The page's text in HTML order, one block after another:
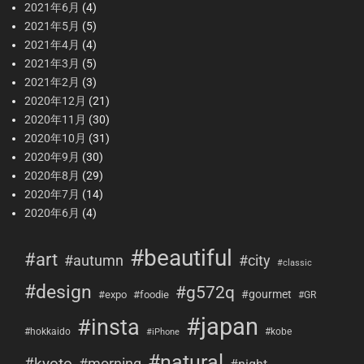
2021年6月 (4)
2021年5月 (5)
2021年4月 (4)
2021年3月 (5)
2021年2月 (3)
2020年12月 (21)
2020年11月 (30)
2020年10月 (31)
2020年9月 (30)
2020年8月 (29)
2020年7月 (14)
2020年6月 (4)
#art #autumn #beautiful #city #classic
#design #expo #foodie #g572q #gourmet #GR
#hokkaido #insta #iPhone #japan #kobe